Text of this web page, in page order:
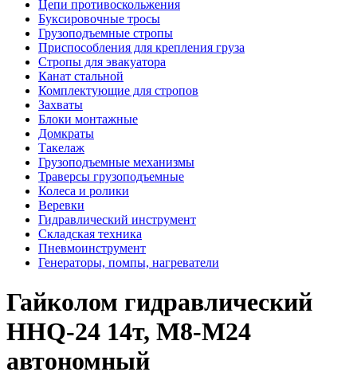
Цепи противоскольжения
Буксировочные тросы
Грузоподъемные стропы
Приспособления для крепления груза
Стропы для эвакуатора
Канат стальной
Комплектующие для стропов
Захваты
Блоки монтажные
Домкраты
Такелаж
Грузоподъемные механизмы
Траверсы грузоподъемные
Колеса и ролики
Веревки
Гидравлический инструмент
Складская техника
Пневмоинструмент
Генераторы, помпы, нагреватели
Гайколом гидравлический
HHQ-24 14т, М8-М24
автономный